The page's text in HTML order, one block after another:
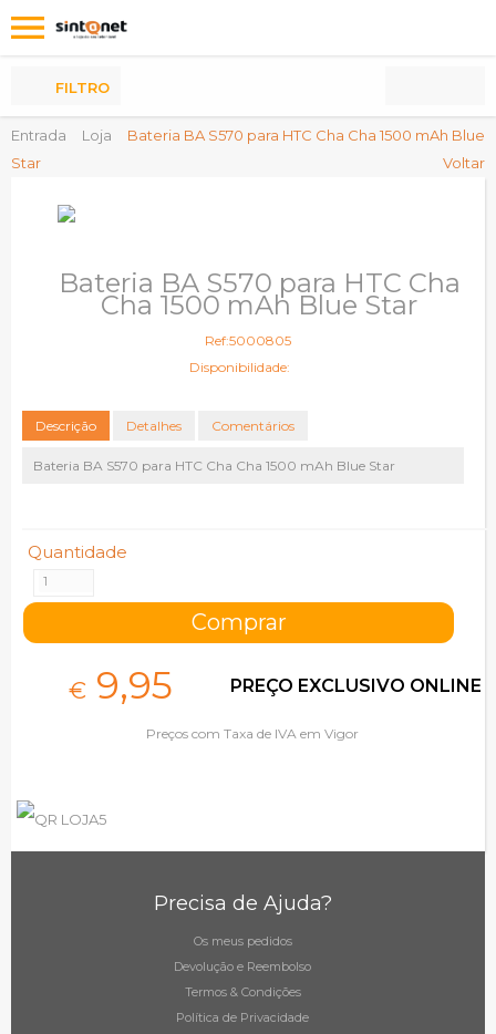
Entrada Loja
Bateria BA S570 para HTC Cha Cha 1500 mAh Blue
Star
Voltar
FILTRO
Bateria BA S570 para HTC Cha
Cha 1500 mAh Blue Star
Ref:5000805
Disponibilidade:
Descrição Detalhes Comentários
Bateria BA S570 para HTC Cha Cha 1500 mAh Blue Star
Quantidade
€ 9,95 PREÇO EXCLUSIVO ONLINE
Preços com Taxa de IVA em Vigor
Precisa de Ajuda?
Os meus pedidos
Devolução e Reembolso
Termos & Condições
Política de Privacidade